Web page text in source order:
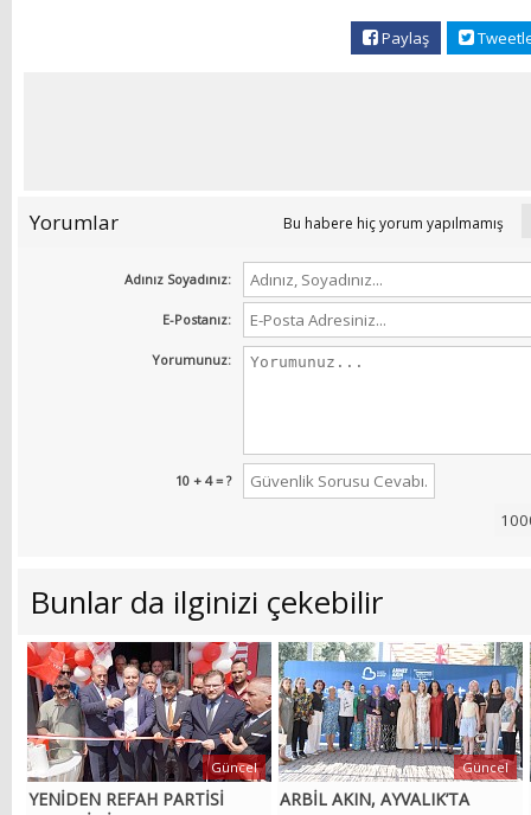
Paylaş
Yorumlar Bu habere hiç yorum yapılmamış
Adınız Soyadınız:
E-Postanız:
Yorumunuz:
10 + 4 = ?
Bunlar da ilginizi çekebilir
YENİDEN REFAH PARTİSİ
Güncel
ARBİL AKIN, AYVALIK’TA
Güncel